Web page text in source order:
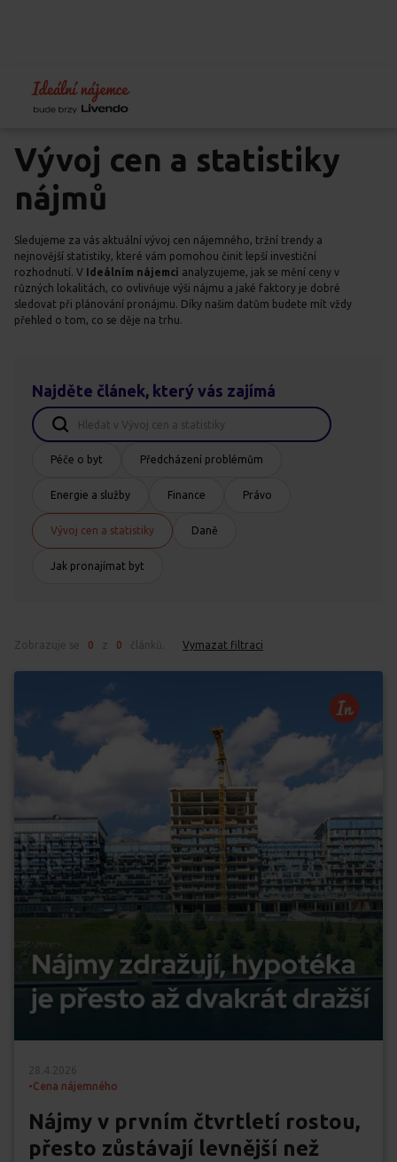
Home Blog Vývoj cen a statistiky
Vývoj cen a statistiky
nájmů
Sledujeme za vás aktuální vývoj cen nájemného, tržní trendy a
nejnovější statistiky, které vám pomohou činit lepší investiční
rozhodnutí. V Ideálním nájemci analyzujeme, jak se mění ceny v
různých lokalitách, co ovlivňuje výši nájmu a jaké faktory je dobré
sledovat při plánování pronájmu. Díky našim datům budete mít vždy
přehled o tom, co se děje na trhu.
Najděte článek, který vás zajímá
Péče o byt Předcházení problémům
Energie a služby Finance Právo
Vývoj cen a statistiky Daně
Jak pronajímat byt
Zobrazuje se 0 z 0 článků. Vymazat filtraci
28.4.2026
•Cena nájemného
Nájmy v prvním čtvrtletí rostou,
přesto zůstávají levnější než